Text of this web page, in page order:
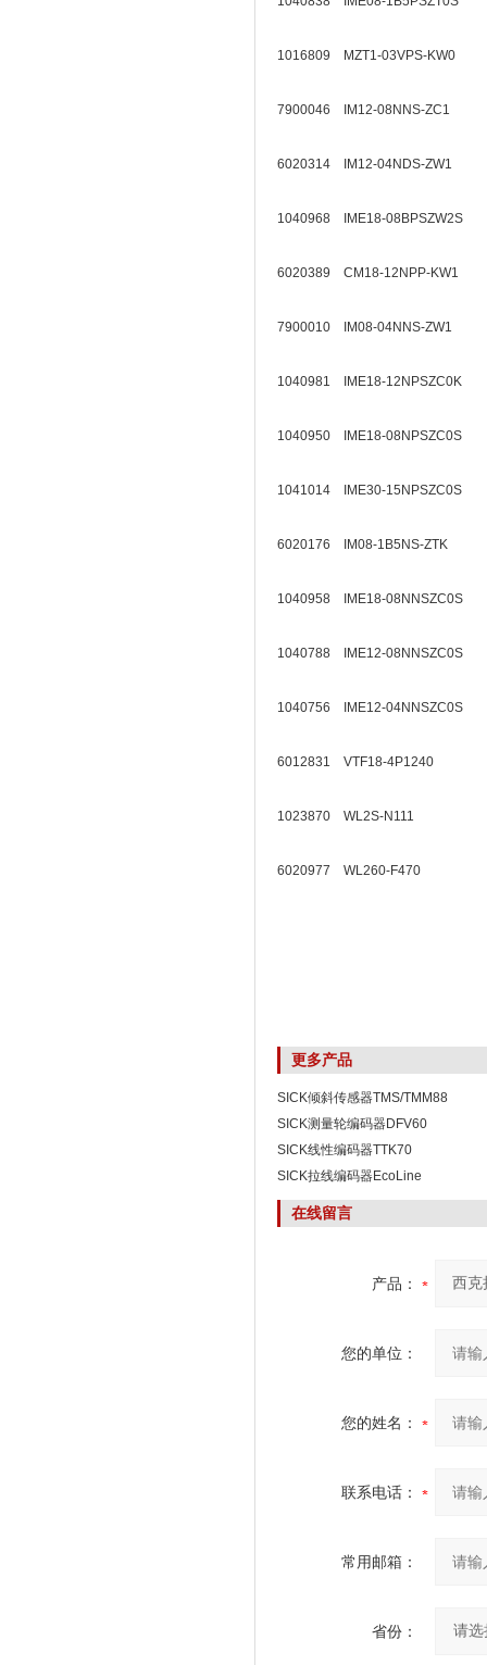
1016809 MZT1-03VPS-KW0
7900046 IM12-08NNS-ZC1
6020314 IM12-04NDS-ZW1
1040968 IME18-08BPSZW2S
6020389 CM18-12NPP-KW1
7900010 IM08-04NNS-ZW1
1040981 IME18-12NPSZC0K
1040950 IME18-08NPSZC0S
1041014 IME30-15NPSZC0S
6020176 IM08-1B5NS-ZTK
1040958 IME18-08NNSZC0S
1040788 IME12-08NNSZC0S
1040756 IME12-04NNSZC0S
6012831 VTF18-4P1240
1023870 WL2S-N111
6020977 WL260-F470
更多产品
SICK倾斜传感器TMS/TMM88
SICK测量轮编码器DFV60
SICK线性编码器TTK70
SICK拉线编码器EcoLine
在线留言
产品：
您的单位：
您的姓名：
联系电话：
常用邮箱：
省份：